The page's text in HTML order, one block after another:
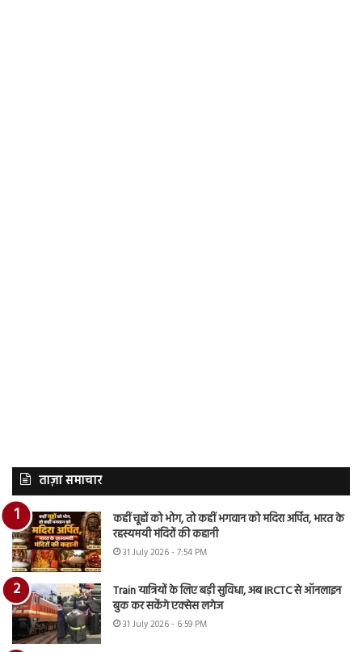
ताज़ा समाचार
कहीं चूहों को भोग, तो कहीं भगवान को मदिरा अर्पित, भारत के
रहस्यमयी मंदिरों की कहानी
31 July 2026 - 7:54 PM
Train यात्रियों के लिए बड़ी सुविधा, अब IRCTC से ऑनलाइन
बुक कर सकेंगे एक्सेस लगेज
31 July 2026 - 6:59 PM